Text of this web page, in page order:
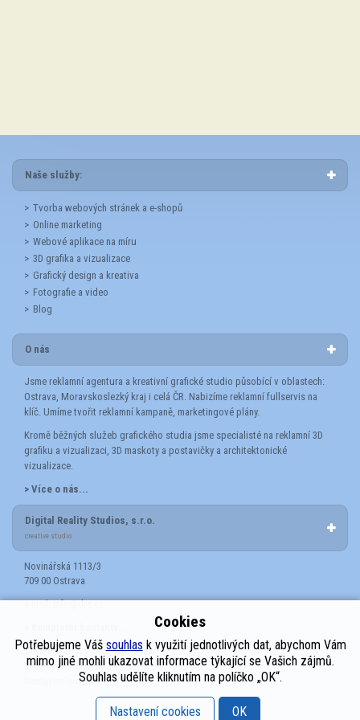
Naše služby:
Tvorba webových stránek a e-shopů
Online marketing
Webové aplikace na míru
3D grafika a vizualizace
Grafický design a kreativa
Fotografie a video
Blog
O nás
Jsme reklamní agentura a kreativní grafické studio působící v oblastech:
Ostrava, Moravskoslezký kraj i celá ČR. Nabizíme reklamní fullservis na
klíč. Umíme tvořit reklamní kampaně, marketingové plány.
Kromě běžných služeb grafického studia jsme specialisté na reklamní 3D
grafiku a vizualizaci, 3D maskoty a postavičky a architektonické
vizualizace.
> Více o nás...
Digital Reality Studios, s.r.o.
creative studio
Novinářská 1113/3
709 00 Ostrava
e-mail:info@drs.cz
Zásady ochrany osobních údajů
Informace o mimosoudním řešení
Nastavení cookies
Cookies
Potřebujeme Váš souhlas k využití jednotlivých dat, abychom Vám
mimo jiné mohli ukazovat informace týkající se Vašich zájmů.
Souhlas udělíte kliknutím na políčko „OK“.
Nastavení cookies OK